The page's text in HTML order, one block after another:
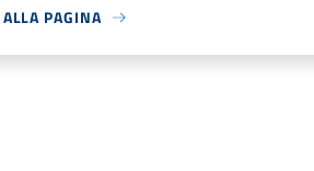
PAGINA